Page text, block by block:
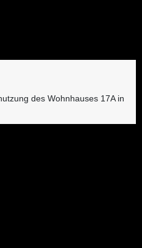
des Wohnhauses 17A in